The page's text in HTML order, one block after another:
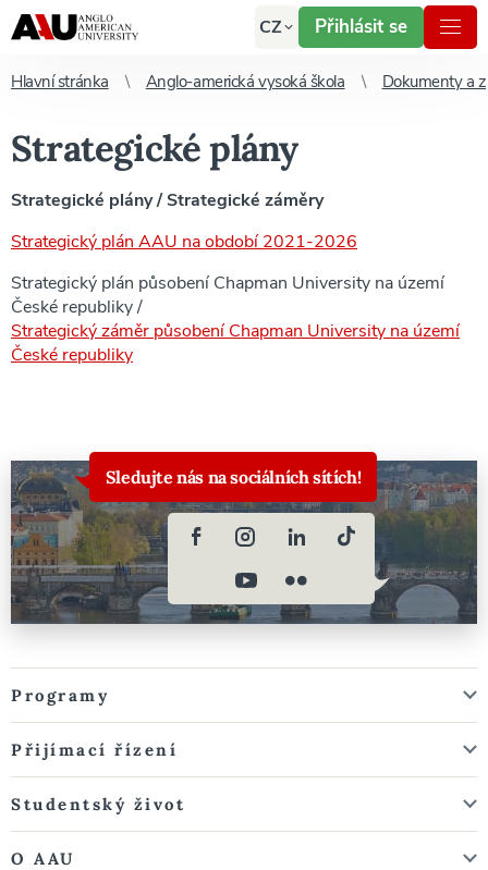
CZ Přihlásit se
Hlavní stránka Anglo-americká vysoká škola Dokumenty a
Strategické plány
Strategické plány / Strategické záměry
Strategický plán AAU na období 2021-2026
Strategický plán působení Chapman University na území
České republiky /
Strategický záměr působení Chapman University na území
České republiky
Sledujte nás na sociálních sítích!
Programy
Přijímací řízení
Studentský život
O AAU